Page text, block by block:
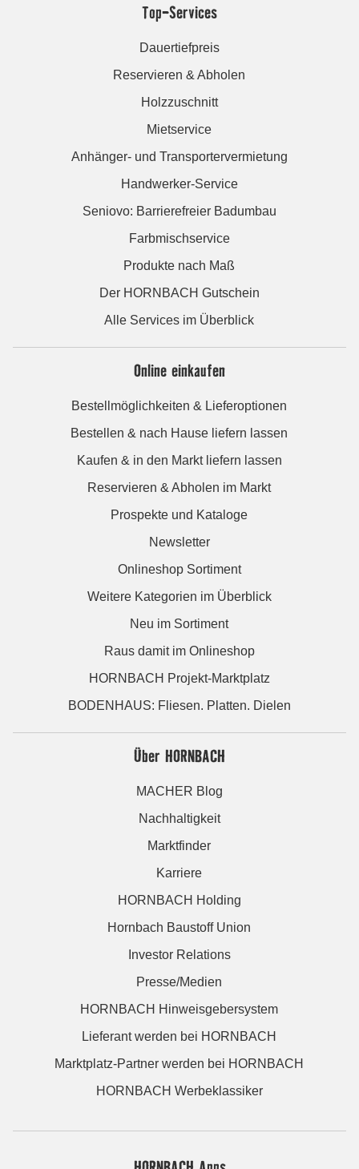
Top-Services
Dauertiefpreis
Reservieren & Abholen
Holzzuschnitt
Mietservice
Anhänger- und Transportervermietung
Handwerker-Service
Seniovo: Barrierefreier Badumbau
Farbmischservice
Produkte nach Maß
Der HORNBACH Gutschein
Alle Services im Überblick
Online einkaufen
Bestellmöglichkeiten & Lieferoptionen
Bestellen & nach Hause liefern lassen
Kaufen & in den Markt liefern lassen
Reservieren & Abholen im Markt
Prospekte und Kataloge
Newsletter
Onlineshop Sortiment
Weitere Kategorien im Überblick
Neu im Sortiment
Raus damit im Onlineshop
HORNBACH Projekt-Marktplatz
BODENHAUS: Fliesen. Platten. Dielen
Über HORNBACH
MACHER Blog
Nachhaltigkeit
Marktfinder
Karriere
HORNBACH Holding
Hornbach Baustoff Union
Investor Relations
Presse/Medien
HORNBACH Hinweisgebersystem
Lieferant werden bei HORNBACH
Marktplatz-Partner werden bei HORNBACH
HORNBACH Werbeklassiker